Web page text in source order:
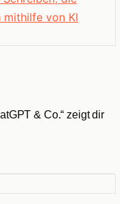
& Co.“ zeigt dir